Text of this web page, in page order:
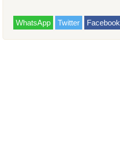
WhatsApp Twitter Facebook